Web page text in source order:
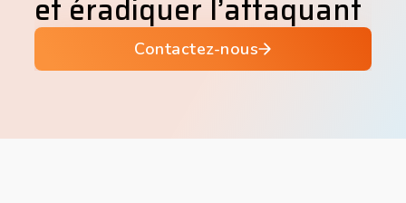
et éradiquer l’attaquant
Contactez-nous